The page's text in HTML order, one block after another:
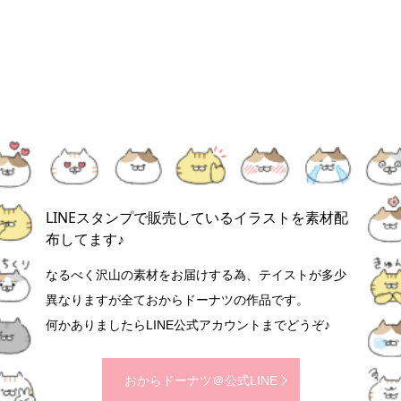
LINEスタンプで販売しているイラストを素材配
布してます♪
なるべく沢山の素材をお届けする為、テイストが多少
異なりますが全ておからドーナツの作品です。
何かありましたらLINE公式アカウントまでどうぞ♪
おからドーナツ＠公式LINE